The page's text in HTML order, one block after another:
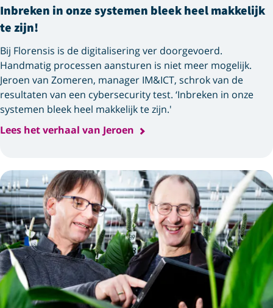
Inbreken in onze systemen bleek heel makkelijk
te zijn!
Bij Florensis is de digitalisering ver doorgevoerd.
Handmatig processen aansturen is niet meer mogelijk.
Jeroen van Zomeren, manager IM&ICT, schrok van de
resultaten van een cybersecurity test. ‘Inbreken in onze
systemen bleek heel makkelijk te zijn.'
Lees het verhaal van Jeroen